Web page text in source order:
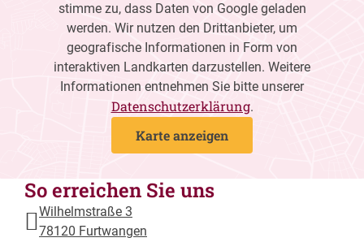
stimme zu, dass Daten von Google geladen
werden. Wir nutzen den Drittanbieter, um
geografische Informationen in Form von
interaktiven Landkarten darzustellen. Weitere
Informationen entnehmen Sie bitte unserer
Datenschutzerklärung.
Karte anzeigen
So erreichen Sie uns
Wilhelmstraße 3
78120 Furtwangen